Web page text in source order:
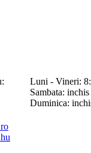
Luni - Vineri:
Sambata: inchis
Duminica: